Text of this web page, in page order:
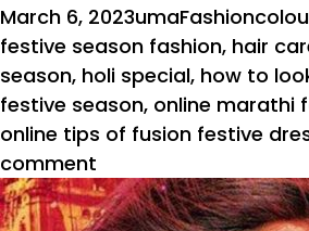
Posted
on
March 6, 2023Author
umaCategories
FashionTags
festive season fashion, hair
season, holi special, how to
festive season, online marathi
online tips of fusion festive
comment
Holi
2023